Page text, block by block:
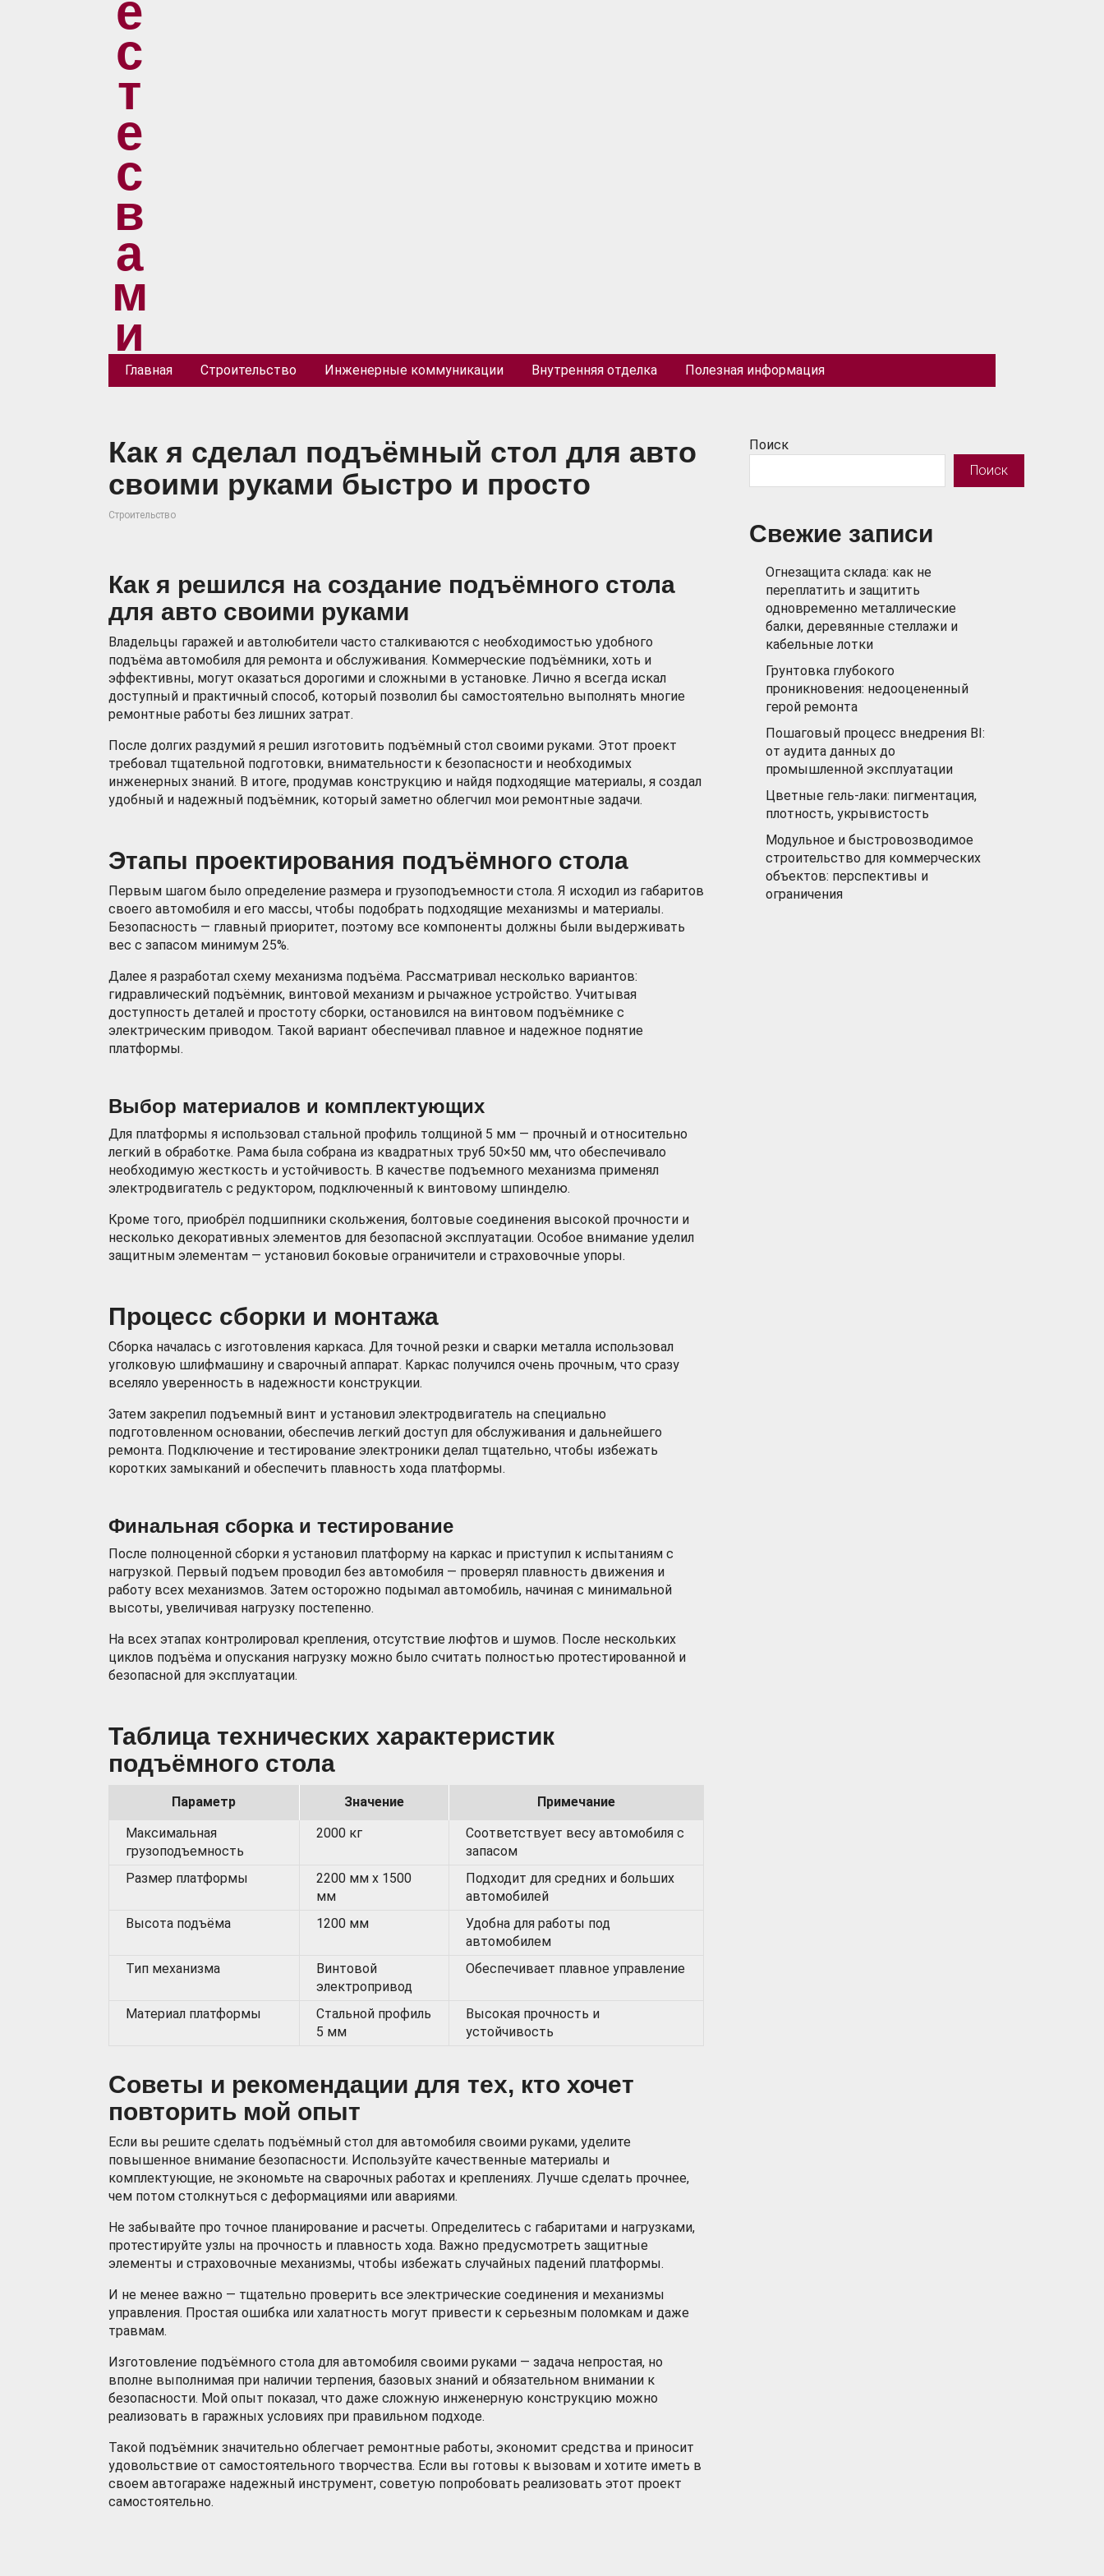
Главная Строительство Инженерные коммуникации Внутренняя отделка Полезная информация
Как я сделал подъёмный стол для авто
своими руками быстро и просто
Строительство
Как я решился на создание подъёмного стола
для авто своими руками
Владельцы гаражей и автолюбители часто сталкиваются с необходимостью удобного
подъёма автомобиля для ремонта и обслуживания. Коммерческие подъёмники, хоть и
эффективны, могут оказаться дорогими и сложными в установке. Лично я всегда искал
доступный и практичный способ, который позволил бы самостоятельно выполнять многие
ремонтные работы без лишних затрат.
После долгих раздумий я решил изготовить подъёмный стол своими руками. Этот проект
требовал тщательной подготовки, внимательности к безопасности и необходимых
инженерных знаний. В итоге, продумав конструкцию и найдя подходящие материалы, я создал
удобный и надежный подъёмник, который заметно облегчил мои ремонтные задачи.
Этапы проектирования подъёмного стола
Первым шагом было определение размера и грузоподъемности стола. Я исходил из габаритов
своего автомобиля и его массы, чтобы подобрать подходящие механизмы и материалы.
Безопасность — главный приоритет, поэтому все компоненты должны были выдерживать
вес с запасом минимум 25%.
Далее я разработал схему механизма подъёма. Рассматривал несколько вариантов:
гидравлический подъёмник, винтовой механизм и рычажное устройство. Учитывая
доступность деталей и простоту сборки, остановился на винтовом подъёмнике с
электрическим приводом. Такой вариант обеспечивал плавное и надежное поднятие
платформы.
Выбор материалов и комплектующих
Для платформы я использовал стальной профиль толщиной 5 мм — прочный и относительно
легкий в обработке. Рама была собрана из квадратных труб 50×50 мм, что обеспечивало
необходимую жесткость и устойчивость. В качестве подъемного механизма применял
электродвигатель с редуктором, подключенный к винтовому шпинделю.
Кроме того, приобрёл подшипники скольжения, болтовые соединения высокой прочности и
несколько декоративных элементов для безопасной эксплуатации. Особое внимание уделил
защитным элементам — установил боковые ограничители и страховочные упоры.
Процесс сборки и монтажа
Сборка началась с изготовления каркаса. Для точной резки и сварки металла использовал
уголковую шлифмашину и сварочный аппарат. Каркас получился очень прочным, что сразу
вселяло уверенность в надежности конструкции.
Затем закрепил подъемный винт и установил электродвигатель на специально
подготовленном основании, обеспечив легкий доступ для обслуживания и дальнейшего
ремонта. Подключение и тестирование электроники делал тщательно, чтобы избежать
коротких замыканий и обеспечить плавность хода платформы.
Финальная сборка и тестирование
После полноценной сборки я установил платформу на каркас и приступил к испытаниям с
нагрузкой. Первый подъем проводил без автомобиля — проверял плавность движения и
работу всех механизмов. Затем осторожно подымал автомобиль, начиная с минимальной
высоты, увеличивая нагрузку постепенно.
На всех этапах контролировал крепления, отсутствие люфтов и шумов. После нескольких
циклов подъёма и опускания нагрузку можно было считать полностью протестированной и
безопасной для эксплуатации.
Таблица технических характеристик
подъёмного стола
Параметр Значение
Примечание
Максимальная
грузоподъемность
2000 кг
Соответствует весу автомобиля с
запасом
Размер платформы
2200 мм х 1500
мм
Подходит для средних и больших
автомобилей
Высота подъёма
1200 мм
Удобна для работы под
автомобилем
Тип механизма
Винтовой
электропривод
Обеспечивает плавное управление
Материал платформы
Стальной профиль
5 мм
Высокая прочность и
устойчивость
Советы и рекомендации для тех, кто хочет
повторить мой опыт
Если вы решите сделать подъёмный стол для автомобиля своими руками, уделите
повышенное внимание безопасности. Используйте качественные материалы и
комплектующие, не экономьте на сварочных работах и креплениях. Лучше сделать прочнее,
чем потом столкнуться с деформациями или авариями.
Не забывайте про точное планирование и расчеты. Определитесь с габаритами и нагрузками,
протестируйте узлы на прочность и плавность хода. Важно предусмотреть защитные
элементы и страховочные механизмы, чтобы избежать случайных падений платформы.
И не менее важно — тщательно проверить все электрические соединения и механизмы
управления. Простая ошибка или халатность могут привести к серьезным поломкам и даже
травмам.
Изготовление подъёмного стола для автомобиля своими руками — задача непростая, но
вполне выполнимая при наличии терпения, базовых знаний и обязательном внимании к
безопасности. Мой опыт показал, что даже сложную инженерную конструкцию можно
реализовать в гаражных условиях при правильном подходе.
Такой подъёмник значительно облегчает ремонтные работы, экономит средства и приносит
удовольствие от самостоятельного творчества. Если вы готовы к вызовам и хотите иметь в
своем автогараже надежный инструмент, советую попробовать реализовать этот проект
самостоятельно.
Поиск
Поиск
Свежие записи
Огнезащита склада: как не
переплатить и защитить
одновременно металлические
балки, деревянные стеллажи и
кабельные лотки
Грунтовка глубокого
проникновения: недооцененный
герой ремонта
Пошаговый процесс внедрения BI:
от аудита данных до
промышленной эксплуатации
Цветные гель-лаки: пигментация,
плотность, укрывистость
Модульное и быстровозводимое
строительство для коммерческих
объектов: перспективы и
ограничения